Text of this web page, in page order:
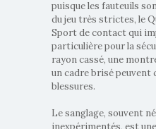
puisque les fauteuils
du jeu très strictes, le
Sport de contact qui
particulière pour la
rayon cassé, une
un cadre brisé peuvent
blessures.
Le sanglage, souvent
inexpérimentés, est